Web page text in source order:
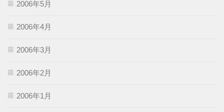
2006年5月
2006年4月
2006年3月
2006年2月
2006年1月